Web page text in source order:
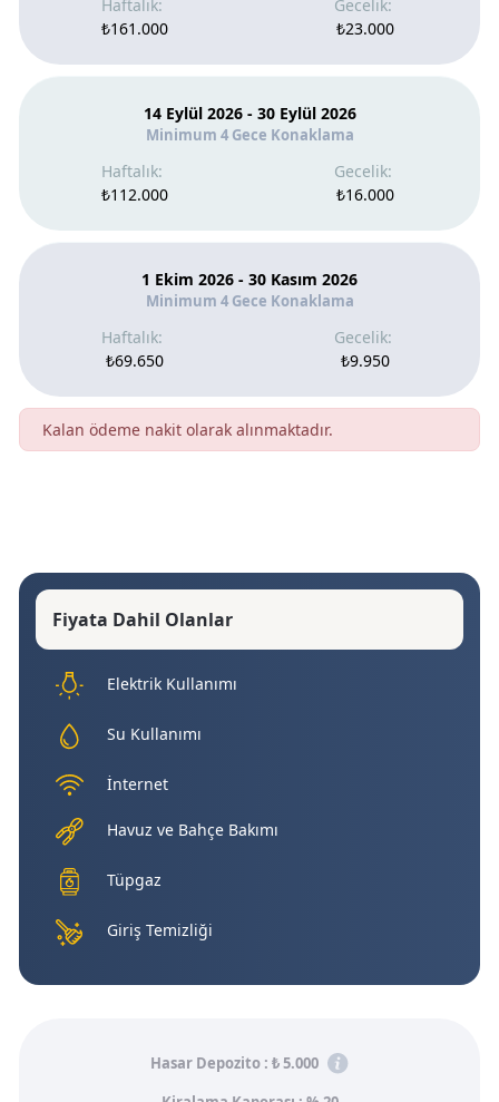
₺161.000 ₺23.000
14 Eylül 2026 - 30 Eylül 2026
Minimum 4 Gece Konaklama
₺112.000 ₺16.000
1 Ekim 2026 - 30 Kasım 2026
Minimum 4 Gece Konaklama
₺69.650 ₺9.950
Kalan ödeme nakit olarak alınmaktadır.
Fiyata Dahil Olanlar
Elektrik Kullanımı
Su Kullanımı
İnternet
Havuz ve Bahçe Bakımı
Tüpgaz
Giriş Temizliği
Hasar Depozito : ₺ 5.000